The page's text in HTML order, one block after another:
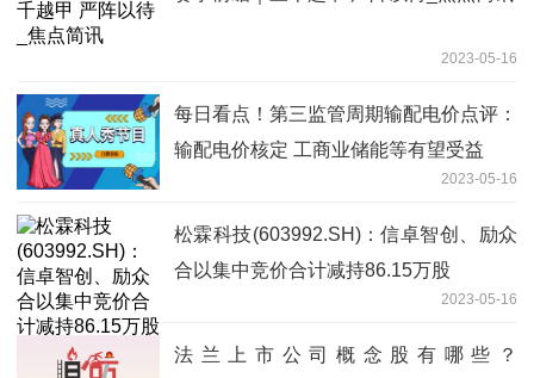
2023-05-16
每日看点！第三监管周期输配电价点评：
输配电价核定 工商业储能等有望受益
2023-05-16
松霖科技(603992.SH)：信卓智创、励众
合以集中竞价合计减持86.15万股
2023-05-16
法兰上市公司概念股有哪些？